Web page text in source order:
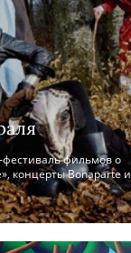
фильмов о
концерты Bonaparte и